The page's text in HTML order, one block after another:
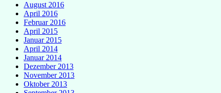
August 2016
April 2016
Februar 2016
April 2015
Januar 2015
April 2014
Januar 2014
Dezember 2013
November 2013
Oktober 2013